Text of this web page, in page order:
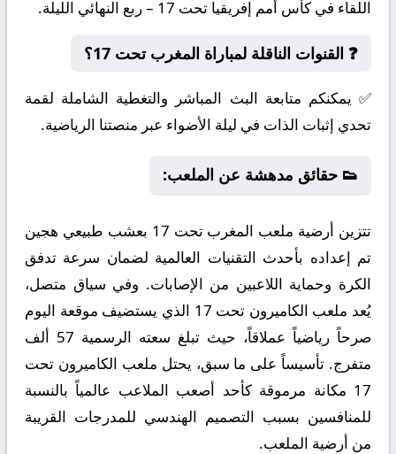
اللقاء في كأس أمم إفريقيا تحت 17 – ربع النهائي الليلة.
❓ القنوات الناقلة لمباراة المغرب تحت 17؟
✅ يمكنكم متابعة البث المباشر والتغطية الشاملة لقمة
تحدي إثبات الذات في ليلة الأضواء عبر منصتنا الرياضية.
👟 حقائق مدهشة عن الملعب:
تتزين أرضية ملعب المغرب تحت 17 بعشب طبيعي هجين
تم إعداده بأحدث التقنيات العالمية لضمان سرعة تدفق
الكرة وحماية اللاعبين من الإصابات. وفي سياق متصل،
يُعد ملعب الكاميرون تحت 17 الذي يستضيف موقعة اليوم
صرحاً رياضياً عملاقاً، حيث تبلغ سعته الرسمية 57 ألف
متفرج. تأسيساً على ما سبق، يحتل ملعب الكاميرون تحت
17 مكانة مرموقة كأحد أصعب الملاعب عالمياً بالنسبة
للمنافسين بسبب التصميم الهندسي للمدرجات القريبة
من أرضية الملعب.